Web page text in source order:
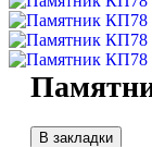
В закладки